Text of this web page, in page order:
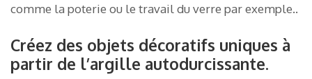
comme la poterie ou le travail du verre par exemple..
Créez des objets décoratifs uniques à
partir de l’argille autodurcissante.